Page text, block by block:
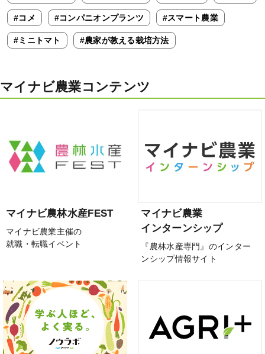
#コメ #コンパニオンプランツ #スマート農業
#ミニトマト #農家が教える栽培方法
マイナビ農業コンテンツ
マイナビ農林水産FEST
マイナビ農業主催の
就職・転職イベント
マイナビ農業
インターンシップ
『農林水産専門』のインター
ンシップ情報サイト